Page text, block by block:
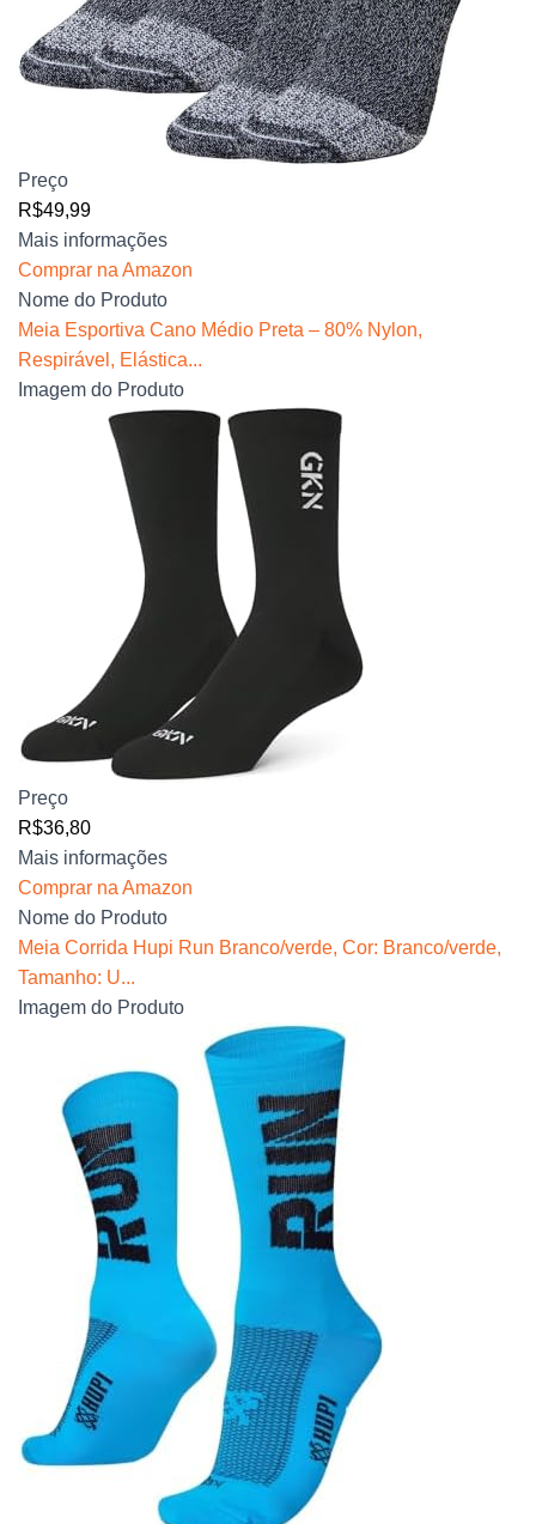
Preço
R$49,99
Mais informações
Comprar na Amazon
Nome do Produto
Meia Esportiva Cano Médio Preta – 80% Nylon,
Respirável, Elástica...
Imagem do Produto
Preço
R$36,80
Mais informações
Comprar na Amazon
Nome do Produto
Meia Corrida Hupi Run Branco/verde, Cor: Branco/verde,
Tamanho: U...
Imagem do Produto